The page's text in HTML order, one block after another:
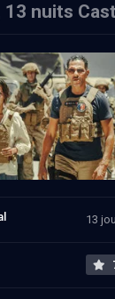
13 nuits
13